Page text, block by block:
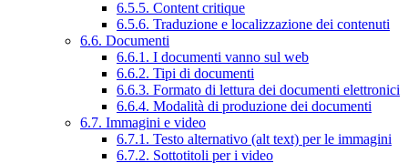
6.5.5. Content critique
6.5.6. Traduzione e localizzazione dei contenuti
6.6. Documenti
6.6.1. I documenti vanno sul web
6.6.2. Tipi di documenti
6.6.3. Formato di lettura dei documenti elettronici
6.6.4. Modalità di produzione dei documenti
6.7. Immagini e video
6.7.1. Testo alternativo (alt text) per le immagini
6.7.2. Sottotitoli per i video